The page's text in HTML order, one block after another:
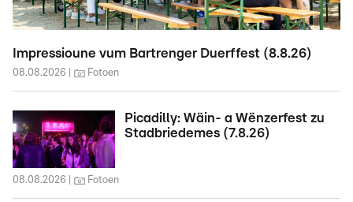
Impressioune vum Bartrenger Duerffest (8.8.26)
08.08.2026 Fotoen
Picadilly: Wäin- a Wënzerfest zu
Stadbriedemes (7.8.26)
08.08.2026 Fotoen